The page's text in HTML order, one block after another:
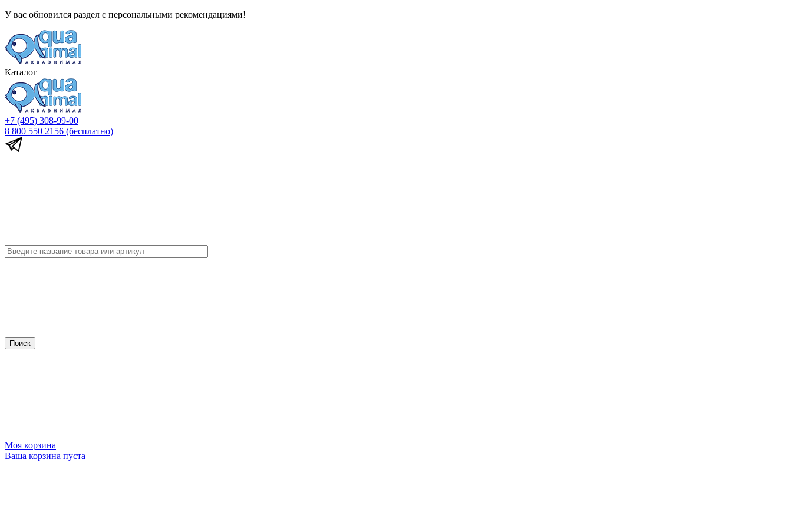
У вас обновился раздел с персональными рекомендациями!
Каталог
+7 (495) 308-99-00
8 800 550 2156 (бесплатно)
Моя корзина
Ваша корзина пуста